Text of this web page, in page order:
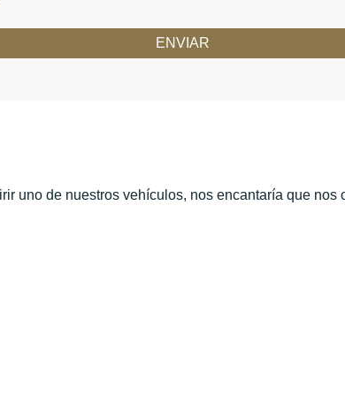
uno de nuestros vehículos, nos encantaría que